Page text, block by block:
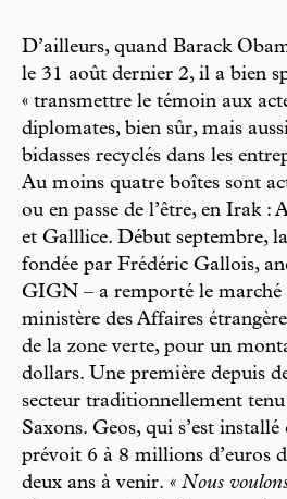
D’ailleurs, quand Barack
le 31 août dernier 2, il a bien
« transmettre le témoin aux
diplomates, bien sûr, mais
bidasses recyclés dans les
Au moins quatre boîtes sont
ou en passe de l’être, en Irak :
et Galllice. Début septembre,
fondée par Frédéric Gallois,
GIGN – a remporté le marché
ministère des Affaires
de la zone verte, pour un
dollars. Une première depuis
secteur traditionnellement
Saxons. Geos, qui s’est
prévoit 6 à 8 millions d’euros
deux ans à venir. « Nous